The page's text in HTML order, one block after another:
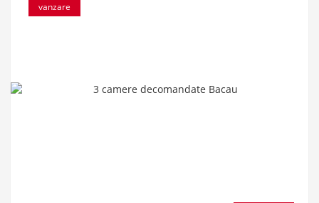
vanzare